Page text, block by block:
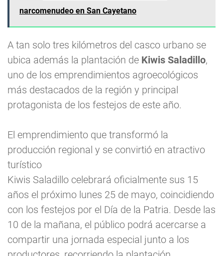
narcomenudeo en San Cayetano
A tan solo tres kilómetros del casco urbano se
ubica además la plantación de Kiwis Saladillo,
uno de los emprendimientos agroecológicos
más destacados de la región y principal
protagonista de los festejos de este año.
El emprendimiento que transformó la
producción regional y se convirtió en atractivo
turístico
Kiwis Saladillo celebrará oficialmente sus 15
años el próximo lunes 25 de mayo, coincidiendo
con los festejos por el Día de la Patria. Desde las
10 de la mañana, el público podrá acercarse a
compartir una jornada especial junto a los